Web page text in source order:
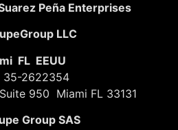
Peña Enterprises
LLC
FL EEUU
35-2622354
950 Miami FL 33131
Group SAS